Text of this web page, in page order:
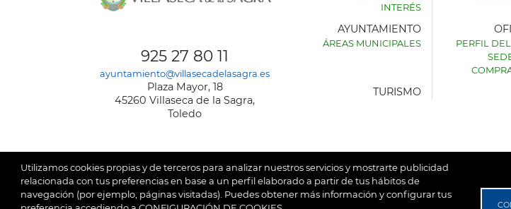
Utilizamos cookies propias y de terceros para analizar nuestros servicios y mostrarte publicidad
relacionada con tus preferencias en base a un perfil elaborado a partir de tus hábitos de
navegación (por ejemplo, páginas visitadas). Puedes obtener más información y configurar tus
925 27 80 11
ayuntamiento@villasecadelasagra.es
Plaza Mayor, 18
45260 Villaseca de la Sagra,
Toledo
AYUNTAMIENTO
INTERÉS
AYUNTAMIENTO
ÁREAS MUNICIPALES
PERFIL
TURISMO
SubFooter
© 2026 Ayuntamiento de Villaseca de la Sagra